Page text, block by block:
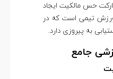
حس مالکیت ایجاد
تیمی است که در
به پیروزی دارد.